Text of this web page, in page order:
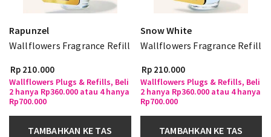
Rapunzel
Wallflowers Fragrance Refill
Rp 210.000
Wallflowers Plugs & Refills, Beli
2 hanya Rp360.000 atau 4 hanya
Rp700.000
TAMBAHKAN KE TAS
Snow White
Wallflowers Fragrance Refill
Rp 210.000
Wallflowers Plugs & Refills, Beli
2 hanya Rp360.000 atau 4 hanya
Rp700.000
TAMBAHKAN KE TAS